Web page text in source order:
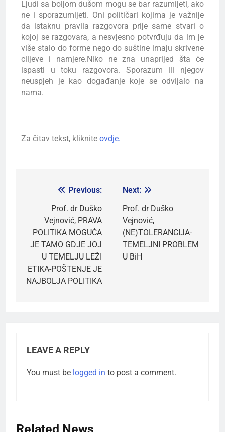
Ljudi sa boljom dušom mogu se bar razumijeti, ako
ne i sporazumijeti. Oni političari kojima je važnije
da istaknu pravila razgovora prije same stvari o
kojoj se razgovara, a nesvjesno potvrđuju da im je
više stalo do forme nego do suštine imaju skrivene
ciljeve i namjere.Niko ne zna unaprijed šta će
ispasti u toku razgovora. Sporazum ili njegov
neuspjeh je kao događanje koje se odvijalo na
nama.
Za čitav tekst, kliknite ovdje.
Previous:
Prof. dr Duško
Vejnović, PRAVA
POLITIKA MOGUĆA
JE TAMO GDJE JOJ
U TEMELJU LEŽI
ETIKA-POŠTENJE JE
NAJBOLJA POLITIKA
Next:
Prof. dr Duško
Vejnović,
(NE)TOLERANCIJA-
TEMELJNI PROBLEM
U BiH
LEAVE A REPLY
You must be logged in to post a comment.